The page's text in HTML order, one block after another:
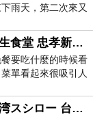
雨天，第二次來又
忠孝新生站 日式定食 芝生食堂 忠孝新生店 五菜一汁
要吃什麼的時候看
單看起來很吸引人
台北車站 台灣壽司郎 台湾スシロー 台北館前路店（台灣旗艦店）